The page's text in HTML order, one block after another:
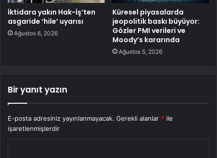
İktidara yakın Hak-İş’ten
asgaride ‘hile’ uyarısı
Ağustos 6, 2026
Küresel piyasalarda
jeopolitik baskı büyüyor:
Gözler PMI verileri ve
Moody’s kararında
Ağustos 5, 2026
Bir yanıt yazın
E-posta adresiniz yayınlanmayacak. Gerekli alanlar * ile
işaretlenmişlerdir